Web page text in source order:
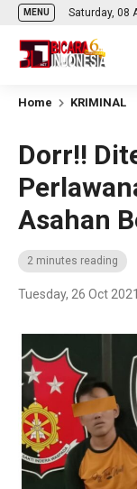
MENU Saturday, 08
Home KRIMINAL
Dorr!!
Asahan
2 minutes reading
Tuesday, 26 Oct